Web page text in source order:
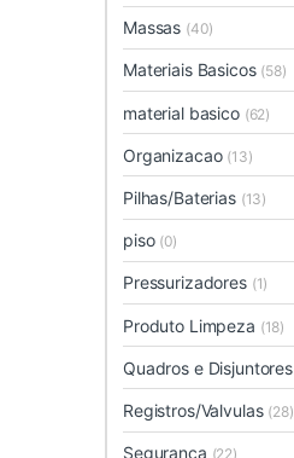
Massas (40)
Materiais Basicos (58)
material basico (62)
Organizacao (13)
Pilhas/Baterias (13)
piso (0)
Pressurizadores (1)
Produto Limpeza (18)
Quadros e Disjuntores
Registros/Valvulas (28)
Seguranca (22)